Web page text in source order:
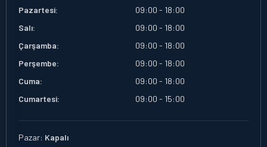
Pazartesi:
09:00 - 18:00
Salı:
09:00 - 18:00
Çarşamba:
09:00 - 18:00
Perşembe:
09:00 - 18:00
Cuma:
09:00 - 18:00
Cumartesi:
09:00 - 15:00
Pazar: Kapalı